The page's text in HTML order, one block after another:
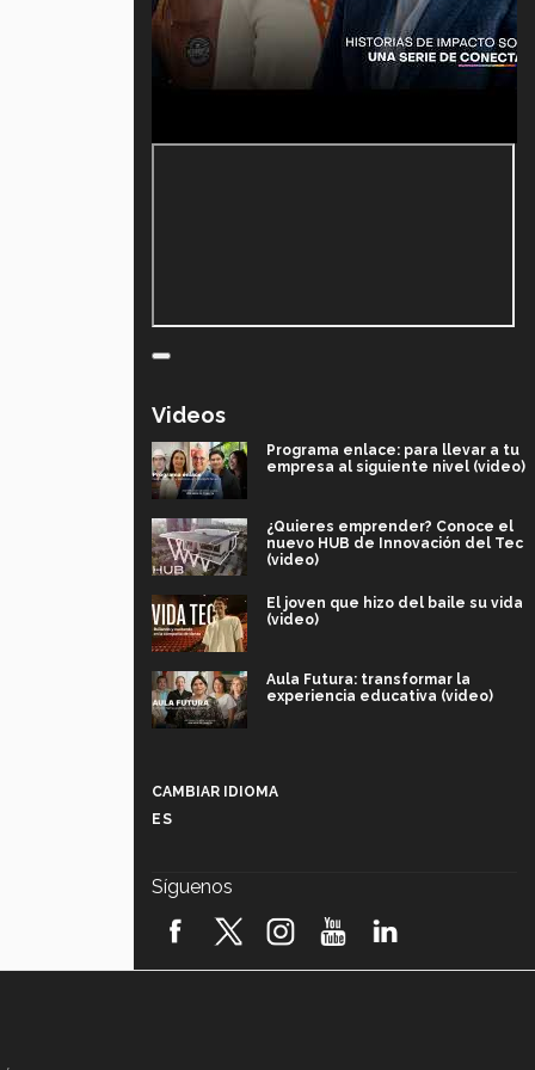
Videos
Programa enlace: para llevar a tu
empresa al siguiente nivel (video)
¿Quieres emprender? Conoce el
nuevo HUB de Innovación del Tec
(video)
El joven que hizo del baile su vida
(video)
Aula Futura: transformar la
experiencia educativa (video)
robótica FIRST 2026! (video)
CAMBIAR IDIOMA
ES
Síguenos